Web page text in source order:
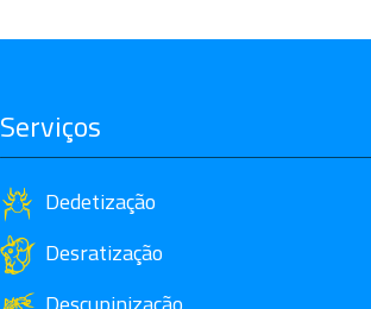
Serviços
Dedetização
Desratização